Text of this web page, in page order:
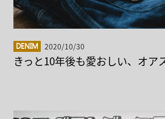
DENIM 2020/10/30
きっと10年後も愛おしい、オア